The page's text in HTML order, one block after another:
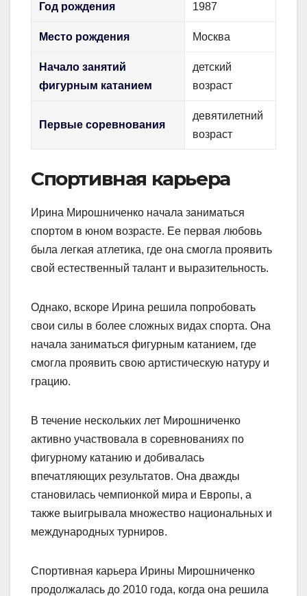
Год рождения 1987
Место рождения Москва
Начало занятий
фигурным катанием
детский
возраст
Первые соревнования
девятилетний
возраст
Спортивная карьера
Ирина Мирошниченко начала заниматься
спортом в юном возрасте. Ее первая любовь
была легкая атлетика, где она смогла проявить
свой естественный талант и выразительность.
Однако, вскоре Ирина решила попробовать
свои силы в более сложных видах спорта. Она
начала заниматься фигурным катанием, где
смогла проявить свою артистическую натуру и
грацию.
В течение нескольких лет Мирошниченко
активно участвовала в соревнованиях по
фигурному катанию и добивалась
впечатляющих результатов. Она дважды
становилась чемпионкой мира и Европы, а
также выигрывала множество национальных и
международных турниров.
Спортивная карьера Ирины Мирошниченко
продолжалась до 2010 года, когда она решила